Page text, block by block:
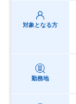
対象となる方
勤務地